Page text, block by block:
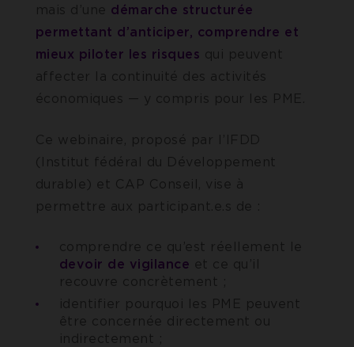
mais d’une démarche structurée
permettant d’anticiper, comprendre et
mieux piloter les risques qui peuvent
affecter la continuité des activités
économiques — y compris pour les PME.
Ce webinaire, proposé par l’IFDD
(Institut fédéral du Développement
durable) et CAP Conseil, vise à
permettre aux participant.e.s de :
comprendre ce qu’est réellement le
devoir de vigilance et ce qu’il
recouvre concrètement ;
identifier pourquoi les PME peuvent
être concernée directement ou
indirectement ;